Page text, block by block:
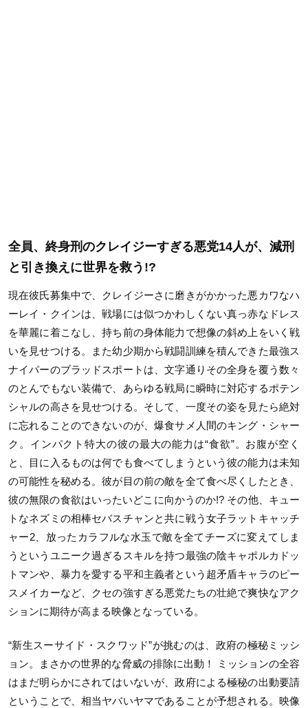
全員、終身刑のクレイジーすぎる悪党14人が、減刑
と引き換えに世界を救う!?
現在彼氏募集中で、クレイジーさに磨きがかかった悪カワなハ
ーレイ・クインは、戦場には似つかわしくない真っ赤なドレス
を華麗に着こなし、持ち前の身体能力で想像の斜め上をいく戦
いを見せつける。また幼少期から戦闘訓練を積んできた最強ス
ナイパーのブラッドスポートは、文字通りその全身を覆う数々
のとんでもない装備で、あらゆる戦局に瞬時に対応するポテン
シャルの高さを見せつける。そして、一度その姿を見たら絶対
に忘れることのできないのが、爆食サメ人間のキング・シャー
ク。インパクト特大の彼の最大の能力は“食欲”。お腹が空く
と、目に入るものは何でも食べてしまうという彼の能力は未知
の可能性を秘める。彼が目の前の敵を全て食べ尽くしたとき、
彼の無限の食欲はいったいどこに向かうのか!? その他、キュー
トなネズミの相棒セバスチャンと共に戦う女子ラットキャッチ
ャー2、放ったカラフルな水玉で敵を全てチーズに変えてしま
うというユニーク過ぎるスキルを持つ最強の陰キャポルカドッ
トマンや、暴力を愛する平和主義者という超矛盾キャラのピー
スメイカーなど、クセの強すぎる悪党たちの壮絶で爽快なアク
ションに期待が高まる映像となっている。
“新生スーサイド・スクワッド”が挑むのは、政府の極秘ミッシ
ョン。まさかの世界的な脅威の排除に出動！ ミッションの全容
はまだ明らかにされてはいないが、政府による極秘の出動要請
ということで、相当ヤバいヤマであることが予想される。映像